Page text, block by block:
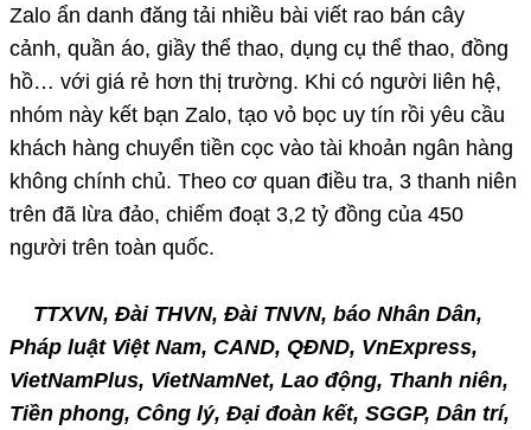
Zalo ẩn danh đăng tải nhiều bài viết rao bán cây
cảnh, quần áo, giầy thể thao, dụng cụ thể thao, đồng
hồ… với giá rẻ hơn thị trường. Khi có người liên hệ,
nhóm này kết bạn Zalo, tạo vỏ bọc uy tín rồi yêu cầu
khách hàng chuyển tiền cọc vào tài khoản ngân hàng
không chính chủ. Theo cơ quan điều tra, 3 thanh niên
trên đã lừa đảo, chiếm đoạt 3,2 tỷ đồng của 450
người trên toàn quốc.
TTXVN, Đài THVN, Đài TNVN, báo Nhân Dân,
Pháp luật Việt Nam, CAND, QĐND, VnExpress,
VietNamPlus, VietNamNet, Lao động, Thanh niên,
Tiền phong, Công lý, Đại đoàn kết, SGGP, Dân trí,